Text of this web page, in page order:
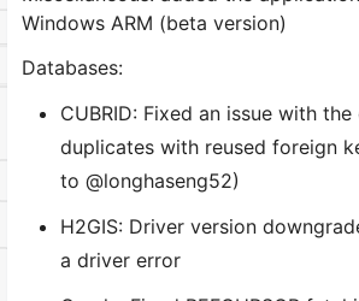
Windows ARM (beta version)
Databases:
CUBRID: Fixed an issue with
duplicates with reused foreign
to @longhaseng52)
H2GIS: Driver version
a driver error